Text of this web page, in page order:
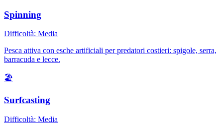
Spinning
Difficoltà: Media
Pesca attiva con esche artificiali per predatori costieri: spigole, serra,
barracuda e lecce.
🏖️
Surfcasting
Difficoltà: Media